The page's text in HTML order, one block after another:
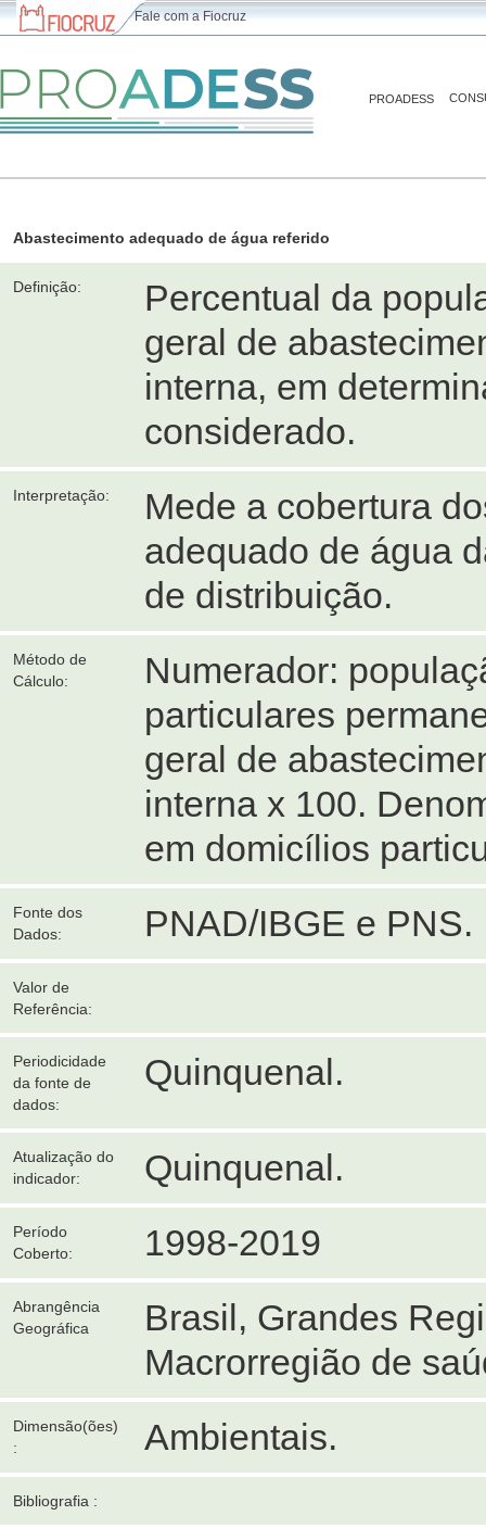
Fale com a Fiocruz
PROADESS
Abastecimento adequado de água referido
Definição:
Percentual da
geral de
interna, em
considerado.
Interpretação:
Mede a cobertura
adequado de água
de distribuição.
Método de
Cálculo:
Numerador:
particulares
geral de
interna x 100.
em domicílios
Fonte dos
Dados:
PNAD/IBGE e PNS.
Valor de
Referência:
Periodicidade
da fonte de
dados:
Quinquenal.
Atualização do
indicador:
Quinquenal.
Período
Coberto:
1998-2019
Abrangência
Geográfica
Brasil, Grandes
Macrorregião de
Dimensão(ões)
:
Ambientais.
Bibliografia :